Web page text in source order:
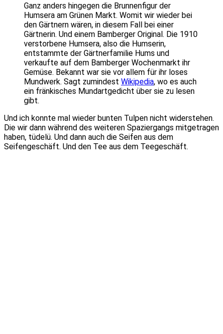
Ganz anders hingegen die Brunnenfigur der
Humsera am Grünen Markt. Womit wir wieder bei
den Gärtnern wären, in diesem Fall bei einer
Gärtnerin. Und einem Bamberger Original. Die 1910
verstorbene Humsera, also die Humserin,
entstammte der Gärtnerfamilie Hums und
verkaufte auf dem Bamberger Wochenmarkt ihr
Gemüse. Bekannt war sie vor allem für ihr loses
Mundwerk. Sagt zumindest Wikipedia, wo es auch
ein fränkisches Mundartgedicht über sie zu lesen
gibt.
Und ich konnte mal wieder bunten Tulpen nicht widerstehen.
Die wir dann während des weiteren Spaziergangs mitgetragen
haben, tüdelü. Und dann auch die Seifen aus dem
Seifengeschäft. Und den Tee aus dem Teegeschäft.